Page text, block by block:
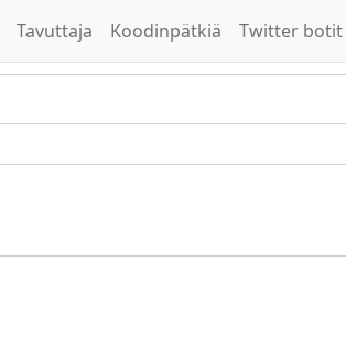
Tavuttaja Koodinpätkiä Twitter botit